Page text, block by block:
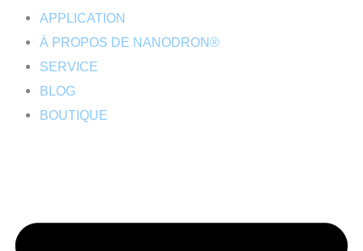
APPLICATION
À PROPOS DE NANODRON®
SERVICE
BLOG
BOUTIQUE